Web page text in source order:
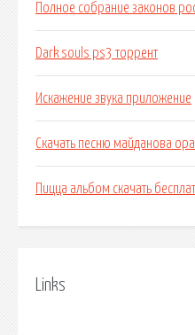
Полное собрание законов
Dark souls ps3 торрент
Искажение звука приложение
Скачать песню майданова
Пицца альбом скачать
Links